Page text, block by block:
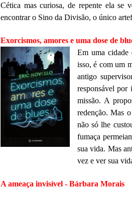
Cética mas curiosa, de repente ela se
encontrar o Sino da Divisão, o único
Exorcismos, amores e uma dose de
Em uma cidade
isso, é com um
antigo
responsável por
missão. A
redenção. Mas
não só lhe
fumaça
sua vida. Mas
vez e ver sua
A ameaça invisível - Bárbara